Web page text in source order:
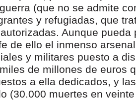
(que no se admite
y refugiadas, que
Aunque pueda
de ello el inmenso
y militares puesto a
de millones de euros
a ella dedicados, y
(30.000 muertes en